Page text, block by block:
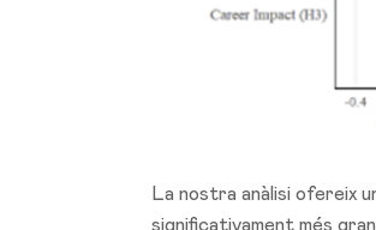
La nostra anàlisi ofereix
significativament més